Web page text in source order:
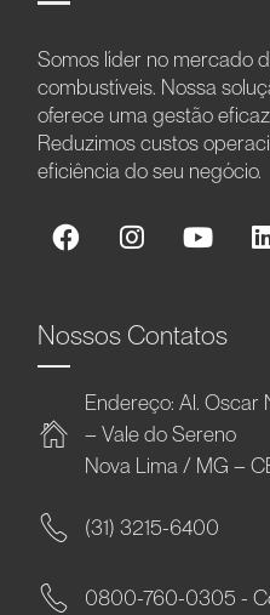
Somos líder no mercado
combustíveis. Nossa
oferece uma gestão
Reduzimos custos
eficiência do seu negócio.
Nossos Contatos
Endereço: Al. Oscar
– Vale do Sereno
Nova Lima / MG –
(31) 3215-6400
0800-760-0305 -